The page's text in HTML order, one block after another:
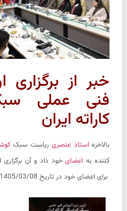
خبر از برگزاری
فنی عملی
کاراته ایران
بالاخرهاستاد عنصریریاست سبک
کننده به اعضایخود داد و آن برگزاری
برای اعضای خود در تاریخ 1405/03/08 بود.